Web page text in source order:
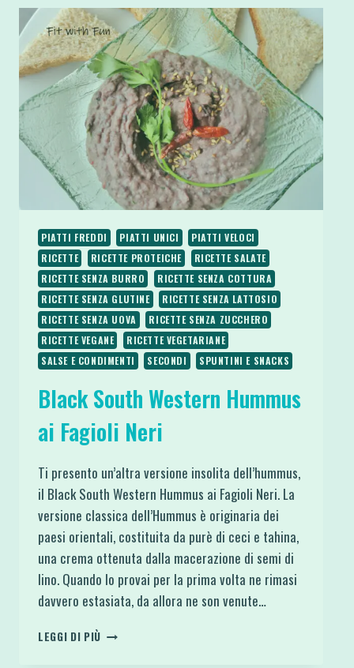
FACILI
SANI
LIGHT
E
SENZA
GLUTINE
(DOLCI
E
SALATE)
PIATTI FREDDI PIATTI UNICI
PIATTI VELOCI
RICETTE
RICETTE PROTEICHE
RICETTE SALATE
RICETTE SENZA BURRO
RICETTE SENZA COTTURA
RICETTE SENZA GLUTINE
RICETTE SENZA LATTOSIO
RICETTE SENZA UOVA
RICETTE SENZA ZUCCHERO
RICETTE VEGANE
RICETTE VEGETARIANE
SALSE E CONDIMENTI
SECONDI SPUNTINI E SNACKS
Black South Western Hummus
ai Fagioli Neri
Ti presento un’altra versione insolita dell’hummus,
il Black South Western Hummus ai Fagioli Neri. La
versione classica dell’Hummus è originaria dei
paesi orientali, costituita da purè di ceci e tahina,
una crema ottenuta dalla macerazione di semi di
lino. Quando lo provai per la prima volta ne rimasi
davvero estasiata, da allora ne son venute…
LEGGI DI PIÙ BLACK